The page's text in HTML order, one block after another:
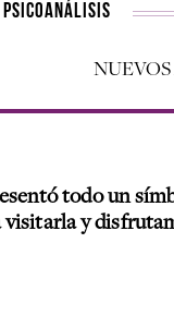
todo un
y